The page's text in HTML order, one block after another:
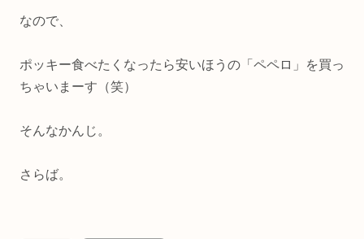
なので、
ポッキー食べたくなったら安いほうの「ペペロ」を買っ
ちゃいまーす（笑）
そんなかんじ。
さらば。